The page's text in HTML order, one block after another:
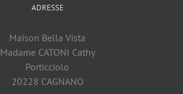
ADRESSE
Maison Bella Vista
Madame CATONI Cathy
Porticciolo
20228 CAGNANO